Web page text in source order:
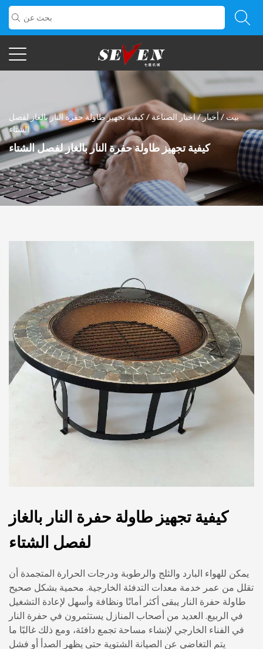
بيت / أخبار/اخبار الصناعة / كيفية تجهيز طاولة حفرة النار بالغاز لفصل
الشتاء
كيفية تجهيز طاولة حفرة النار بالغاز لفصل الشتاء
كيفية تجهيز طاولة حفرة النار بالغاز
لفصل الشتاء
يمكن للهواء البارد والثلج والرطوبة ودرجات الحرارة المتجمدة أن
تقلل من عمر خدمة معدات التدفئة الخارجية. محمية بشكل صحيح
طاولة حفرة النار يبقى أكثر أمانًا ونظافة وأسهل لإعادة التشغيل
في الربيع. العديد من أصحاب المنازل يستثمرون في حفرة النار
في الفناء الخارجي لإنشاء مساحة تجمع دافئة، ومع ذلك غالبًا ما
يتم التغاضي عن الصيانة الشتوية حتى يظهر الصدأ أو فشل